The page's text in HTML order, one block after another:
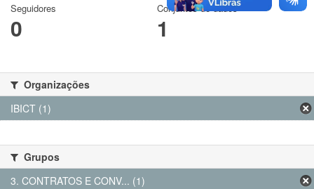
Seguidores
0
Conjuntos de dados
1
Organizações
IBICT (1)
Grupos
3. CONTRATOS E CONV... (1)